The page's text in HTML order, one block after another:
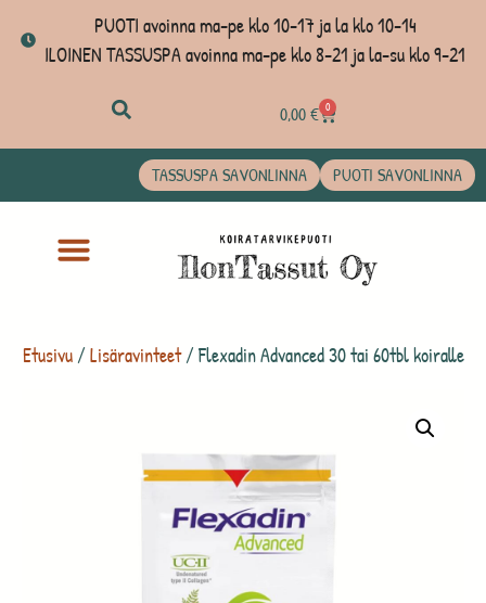
PUOTI avoinna ma-pe klo 10-17 ja la klo 10-14
ILOINEN TASSUSPA avoinna ma-pe klo 8-21 ja la-su klo 9-21
0,00€ 0
TASSUSPA SAVONLINNA PUOTI SAVONLINNA
Etusivu/Lisäravinteet/ Flexadin Advanced 30 tai 60tbl koiralle